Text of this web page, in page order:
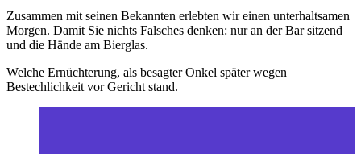
Zusammen mit seinen Bekannten erlebten wir einen unterhaltsamen
Morgen. Damit Sie nichts Falsches denken: nur an der Bar sitzend
und die Hände am Bierglas.
Welche Ernüchterung, als besagter Onkel später wegen
Bestechlichkeit vor Gericht stand.